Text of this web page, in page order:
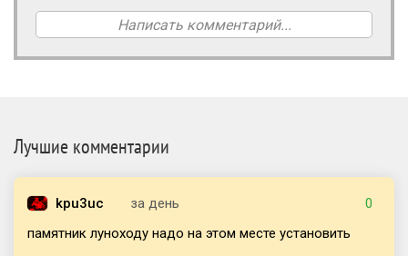
Написать комментарий...
Лучшие комментарии
kpu3uc за день
0
памятник луноходу надо на этом месте установить